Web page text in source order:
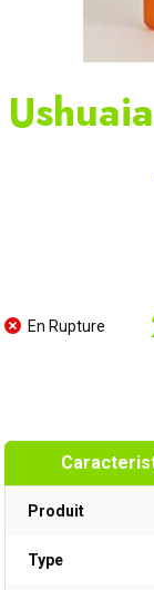
En Rupture
Produit
Type